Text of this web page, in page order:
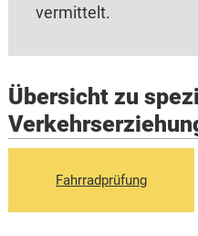
vermittelt.
Übersicht zu
Fahrradprüfung